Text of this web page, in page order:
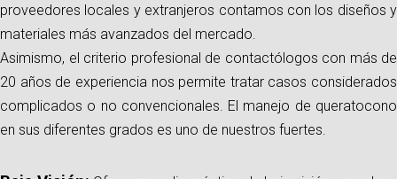
proveedores locales y extranjeros contamos con los diseños y
materiales más avanzados del mercado.
Asimismo, el criterio profesional de contactólogos con más de
20 años de experiencia nos permite tratar casos considerados
complicados o no convencionales. El manejo de queratocono
en sus diferentes grados es uno de nuestros fuertes.